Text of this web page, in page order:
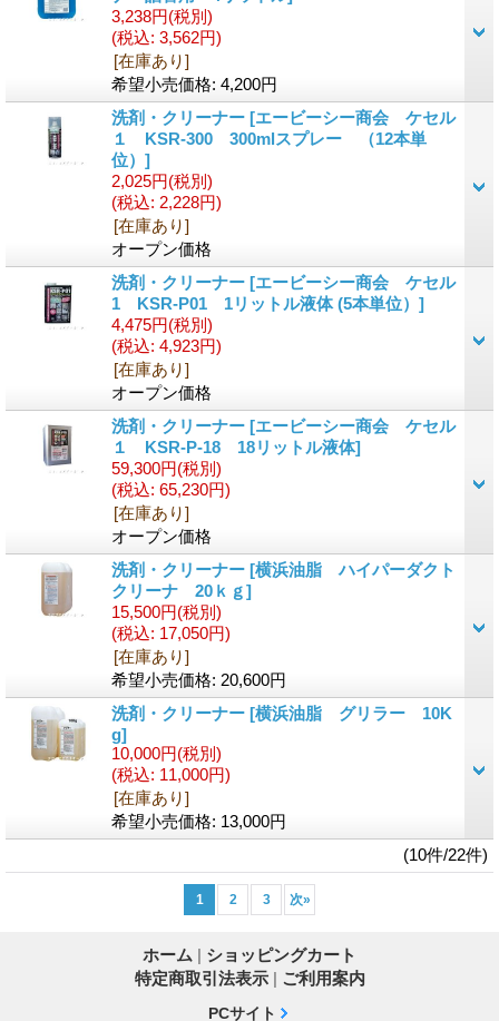
3,238円(税別)
(税込: 3,562円)
[在庫あり]
希望小売価格: 4,200円
洗剤・クリーナー [エービーシー商会 ケセル
１ KSR‐300 300mlスプレー （12本単
位）]
2,025円(税別)
(税込: 2,228円)
[在庫あり]
オープン価格
洗剤・クリーナー [エービーシー商会 ケセル
1 KSR‐P01 1リットル液体 (5本単位）]
4,475円(税別)
(税込: 4,923円)
[在庫あり]
オープン価格
洗剤・クリーナー [エービーシー商会 ケセル
１ KSR-P-18 18リットル液体]
59,300円(税別)
(税込: 65,230円)
[在庫あり]
オープン価格
洗剤・クリーナー [横浜油脂 ハイパーダクト
クリーナ 20ｋｇ]
15,500円(税別)
(税込: 17,050円)
[在庫あり]
希望小売価格: 20,600円
洗剤・クリーナー [横浜油脂 グリラー 10K
g]
10,000円(税別)
(税込: 11,000円)
[在庫あり]
希望小売価格: 13,000円
(10件/22件)
1 2 3 次»
ホーム | ショッピングカート
特定商取引法表示 | ご利用案内
PCサイト